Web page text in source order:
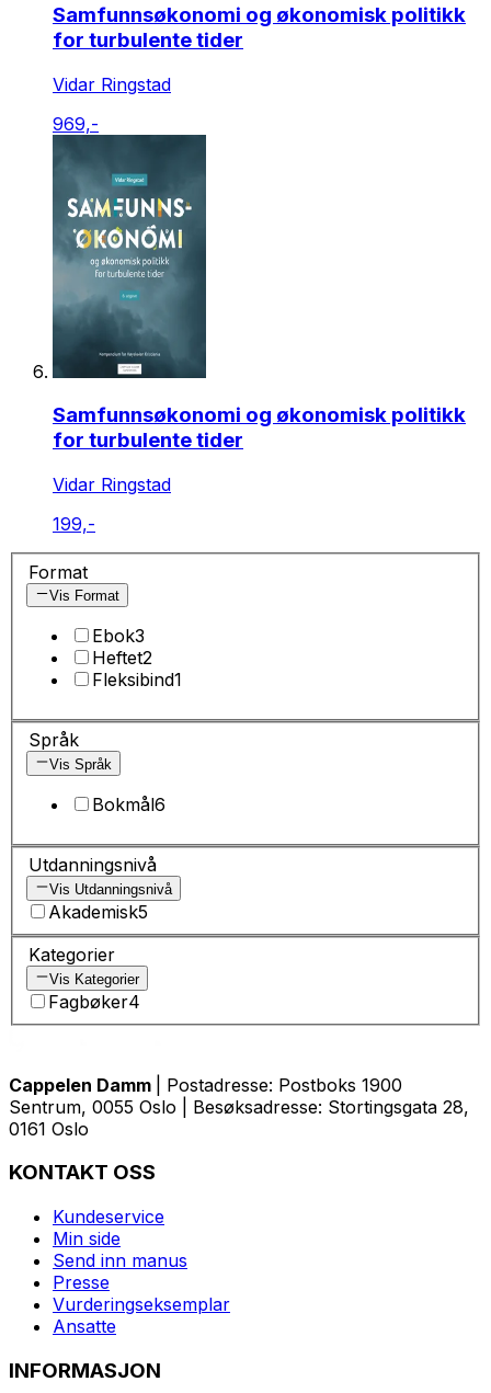
Samfunnsøkonomi og økonomisk politikk
for turbulente tider
Vidar Ringstad
969,-
Samfunnsøkonomi og økonomisk politikk
for turbulente tider
Vidar Ringstad
199,-
Format
Vis Format
Ebok3
Heftet2
Fleksibind1
Språk
Vis Språk
Bokmål6
Utdanningsnivå
Vis Utdanningsnivå
Akademisk5
Kategorier
Vis Kategorier
Fagbøker4
Cappelen Damm
| Postadresse: Postboks 1900
Sentrum, 0055 Oslo | Besøksadresse: Stortingsgata 28,
0161 Oslo
KONTAKT OSS
Kundeservice
Min side
Send inn manus
Presse
Vurderingseksemplar
Ansatte
INFORMASJON